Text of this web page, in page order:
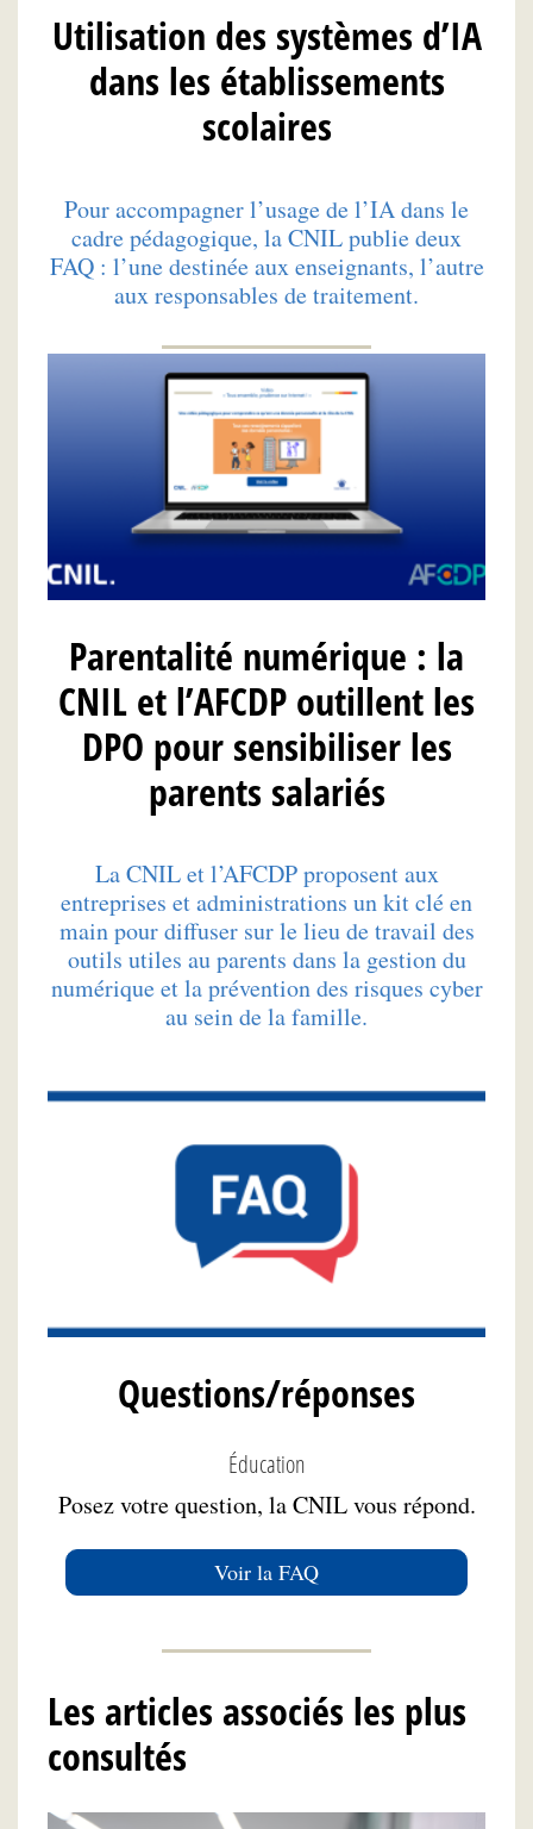
Utilisation des systèmes d’IA
dans les établissements
scolaires
Pour accompagner l’usage de l’IA dans le
cadre pédagogique, la CNIL publie deux
FAQ : l’une destinée aux enseignants, l’autre
aux responsables de traitement.
Parentalité numérique : la
CNIL et l’AFCDP outillent les
DPO pour sensibiliser les
parents salariés
La CNIL et l’AFCDP proposent aux
entreprises et administrations un kit clé en
main pour diffuser sur le lieu de travail des
outils utiles au parents dans la gestion du
numérique et la prévention des risques cyber
au sein de la famille.
Questions/réponses
Éducation
Posez votre question, la CNIL vous répond.
Voir la FAQ
Les articles associés les plus
consultés